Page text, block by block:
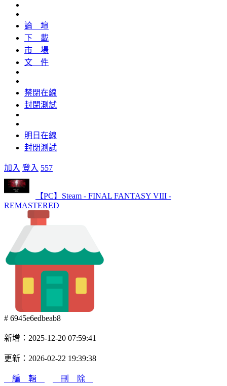
論 壇
下 載
市 場
文 件
禁閉在線
封閉測試
明日在線
封閉測試
加入 登入 557
【PC】Steam - FINAL FANTASY VIII -
REMASTERED
# 6945e6edbeab8
新增：2025-12-20 07:59:41
更新：2026-02-22 19:39:38
編 輯
刪 除